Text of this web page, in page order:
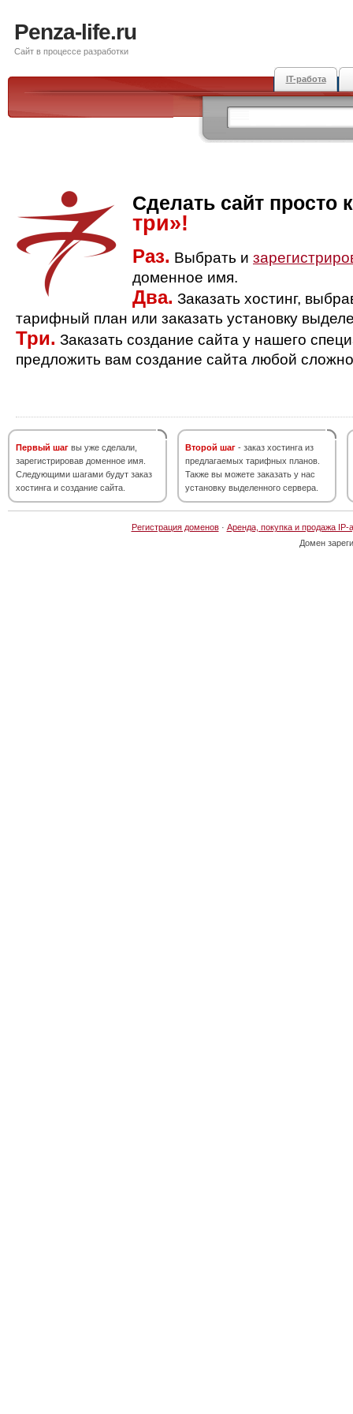
Penza-life.ru
Сайт в процессе разработки
IT-работа
Сделать сайт просто
три»!
Раз. Выбрать и
доменное имя.
Два. Заказать хостинг,
тарифный план или заказать установку
Три. Заказать создание сайта у нашего
предложить вам создание сайта любой
Первый шаг вы уже сделали,
зарегистрировав доменное имя.
Следующими шагами будут заказ
хостинга и создание сайта.
Второй шаг - заказ хостинга из
предлагаемых тарифных планов.
Также вы можете заказать у нас
установку выделенного сервера.
Регистрация доменов· Аренда, покупка и продажа IP-
Домен